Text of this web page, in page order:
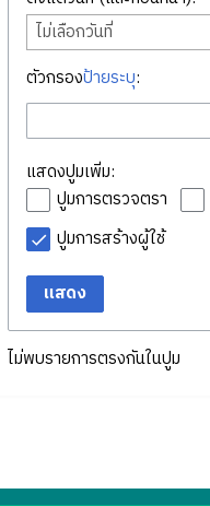
ไม่เลือกวันที่
ตัวกรองป้ายระบุ:
แสดงปูมเพิ่ม:
ปูมการตรวจตรา
ปูมการสร้างผู้ใช้
แสดง
ไม่พบรายการตรงกันในปูม